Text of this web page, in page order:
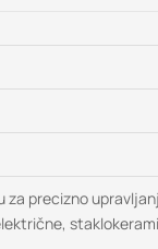
za precizno